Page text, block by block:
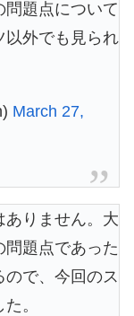
題点について
以外でも見られ
March 27,
ありません。大
題点であった
ので、今回のス
。